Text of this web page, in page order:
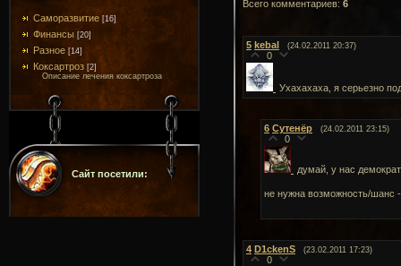
Саморазвитие [16]
Финансы [20]
Разное [14]
Коксартроз [2]
Описание лечения коксартроза
Сайт посетили:
Всего комментариев: 6
5 kebal (24.02.2011 20:37)
0
Ухахахаха, я серьезно
6 Сутенёр (24.02.2011 23:15)
0
думай, у нас
не нужна возможность/шанс
4 D1ckenS (23.02.2011 17:23)
0